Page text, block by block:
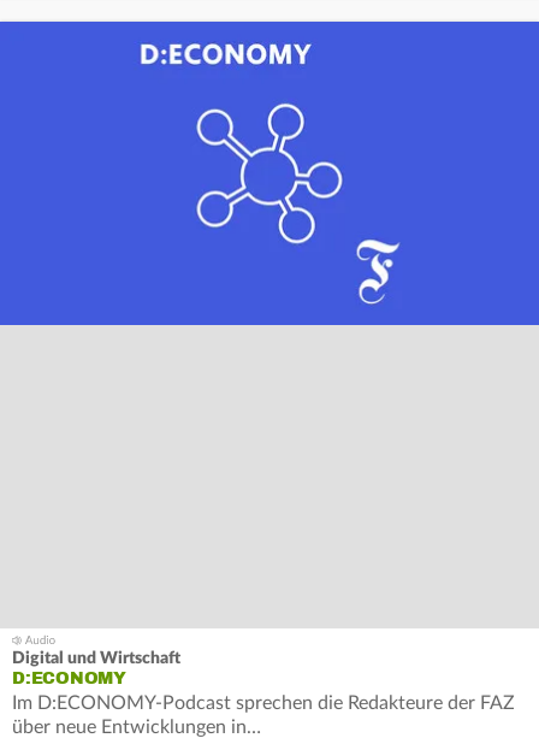
Digital und Wirtschaft
D:ECONOMY
Im D:ECONOMY-Podcast sprechen die Redakteure der FAZ
über neue Entwicklungen in…